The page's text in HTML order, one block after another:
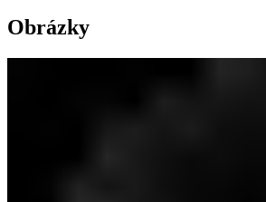
Obrázky